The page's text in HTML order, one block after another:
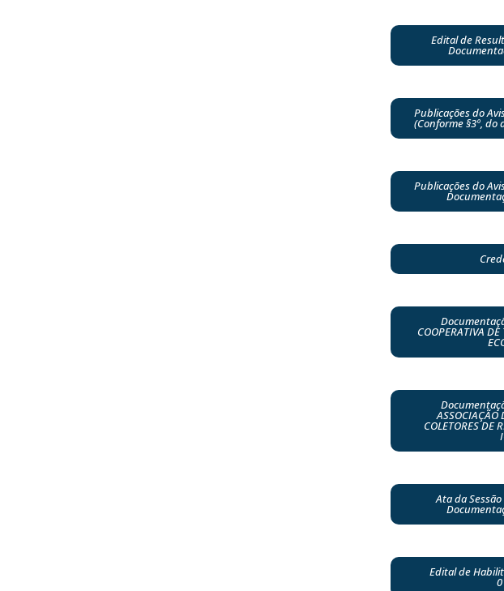
Edital de
Publicações do
(Conforme §3º, do
Publicações do
COOPERATIVA
ASSOCIAÇÃO
COLETORES DE
Ata da
Edital de